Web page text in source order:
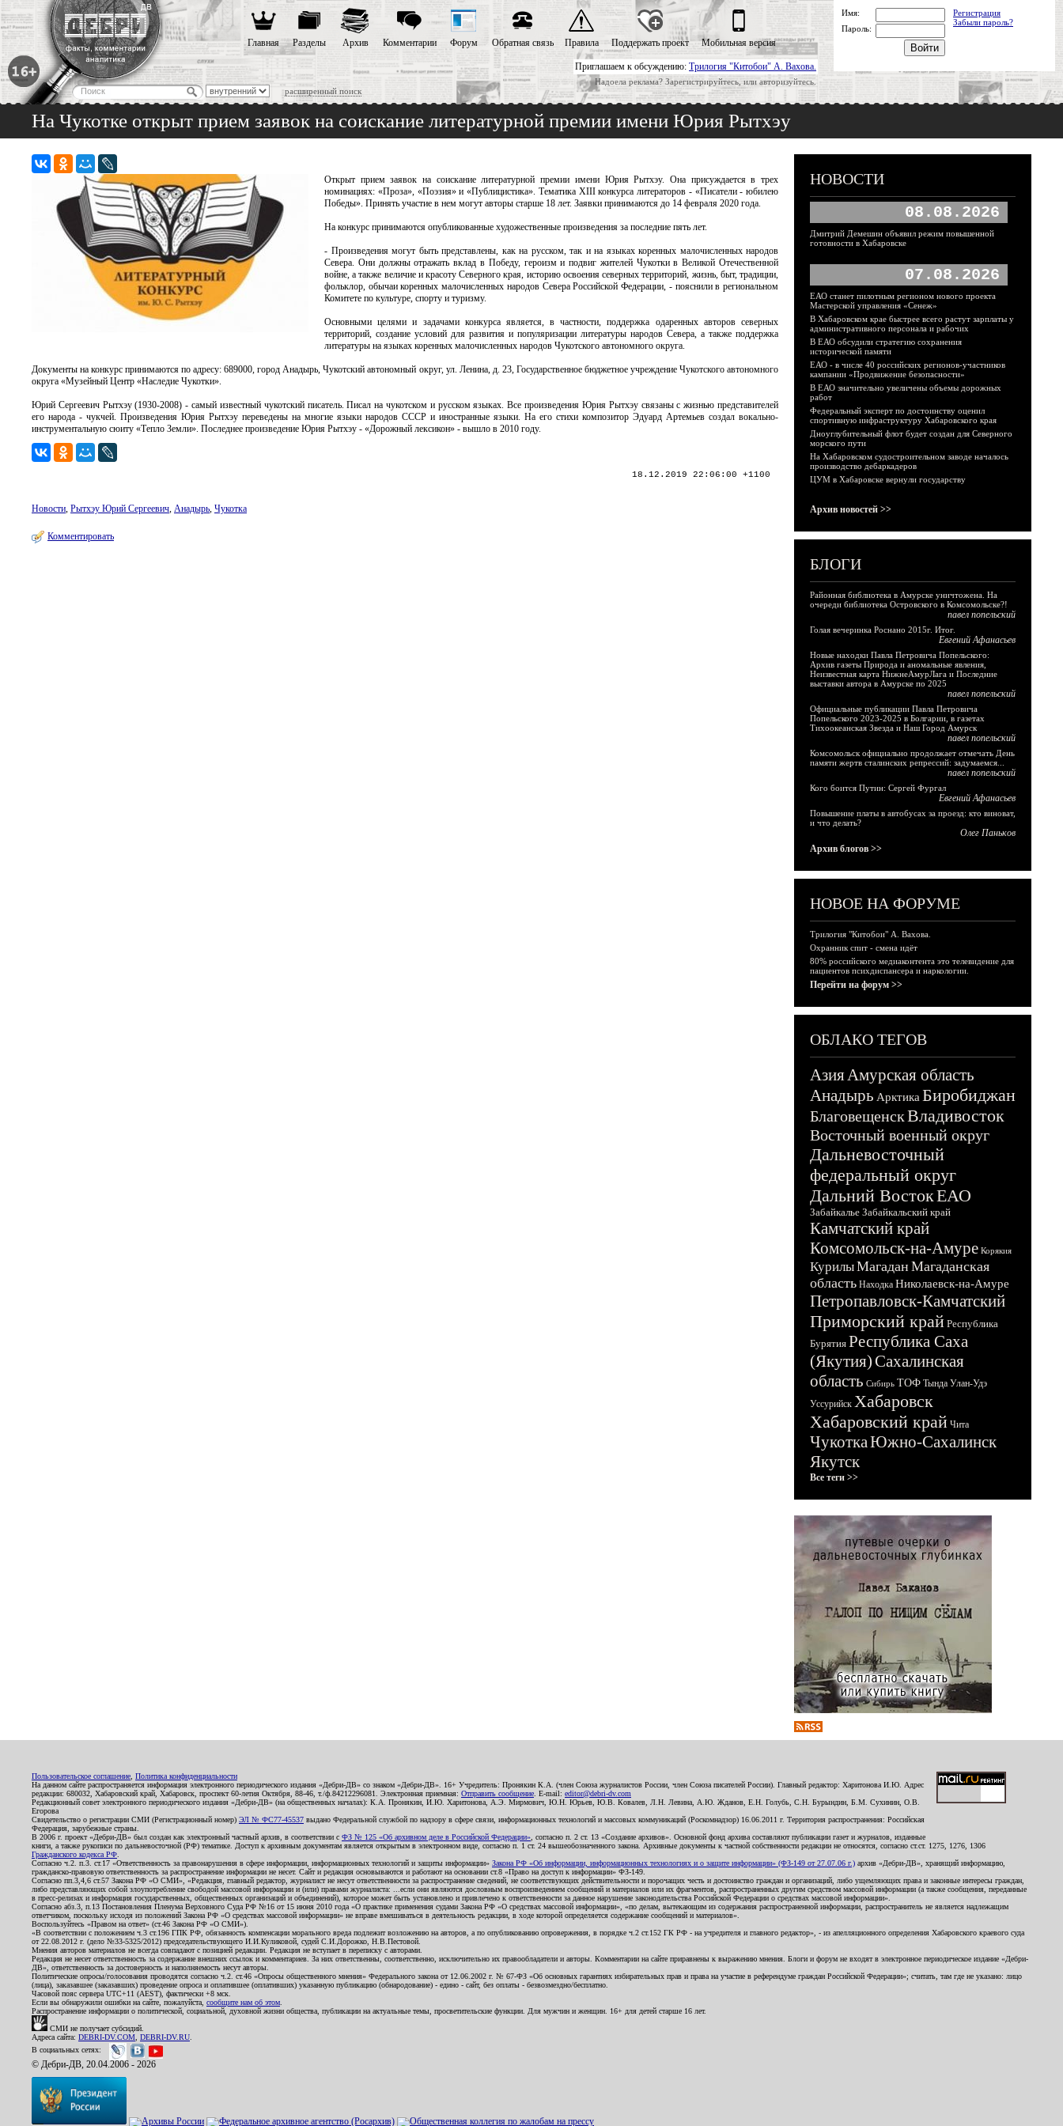
Приглашаем к обсуждению: Трилогия "Китобои" А. Вахова.
Надоела реклама? Зарегистрируйтесь, или авторизуйтесь.
расширенный поиск
Главная Разделы Архив Комментарии Форум Обратная связь Правила Поддержать проект Мобильная версия
Имя:
Регистрация
Забыли пароль?
Пароль:
На Чукотке открыт прием заявок на соискание литературной премии имени Юрия Рытхэу
Открыт прием заявок на соискание литературной премии имени Юрия Рытхэу. Она присуждается в трех
номинациях: «Проза», «Поэзия» и «Публицистика». Тематика ХIII конкурса литераторов - «Писатели - юбилею
Победы». Принять участие в нем могут авторы старше 18 лет. Заявки принимаются до 14 февраля 2020 года.
На конкурс принимаются опубликованные художественные произведения за последние пять лет.
- Произведения могут быть представлены, как на русском, так и на языках коренных малочисленных народов
Севера. Они должны отражать вклад в Победу, героизм и подвиг жителей Чукотки в Великой Отечественной
войне, а также величие и красоту Северного края, историю освоения северных территорий, жизнь, быт, традиции,
фольклор, обычаи коренных малочисленных народов Севера Российской Федерации, - пояснили в региональном
Комитете по культуре, спорту и туризму.
Основными целями и задачами конкурса является, в частности, поддержка одаренных авторов северных
территорий, создание условий для развития и популяризации литературы народов Севера, а также поддержка
литературы на языках коренных малочисленных народов Чукотского автономного округа.
Документы на конкурс принимаются по адресу: 689000, город Анадырь, Чукотский автономный округ, ул. Ленина, д. 23, Государственное бюджетное учреждение Чукотского автономного
округа «Музейный Центр «Наследие Чукотки».
Юрий Сергеевич Рытхэу (1930-2008) - самый известный чукотский писатель. Писал на чукотском и русском языках. Все произведения Юрия Рытхэу связаны с жизнью представителей
его народа - чукчей. Произведения Юрия Рытхэу переведены на многие языки народов СССР и иностранные языки. На его стихи композитор Эдуард Артемьев создал вокально-
инструментальную сюиту «Тепло Земли». Последнее произведение Юрия Рытхэу - «Дорожный лексикон» - вышло в 2010 году.
18.12.2019 22:06:00 +1100
Новости, Рытхэу Юрий Сергеевич, Анадырь, Чукотка
Комментировать
НОВОСТИ
08.08.2026
Дмитрий Демешин объявил режим повышенной
готовности в Хабаровске
07.08.2026
ЕАО станет пилотным регионом нового проекта
Мастерской управления «Сенеж»
В Хабаровском крае быстрее всего растут зарплаты у
административного персонала и рабочих
В ЕАО обсудили стратегию сохранения
исторической памяти
ЕАО - в числе 40 российских регионов-участников
кампании «Продвижение безопасности»
В ЕАО значительно увеличены объемы дорожных
работ
Федеральный эксперт по достоинству оценил
спортивную инфраструктуру Хабаровского края
Дноуглубительный флот будет создан для Северного
морского пути
На Хабаровском судостроительном заводе началось
производство дебаркадеров
ЦУМ в Хабаровске вернули государству
Архив новостей >>
БЛОГИ
Районная библиотека в Амурске уничтожена. На
очереди библиотека Островского в Комсомольске?!
павел попельский
Голая вечеринка Роснано 2015г. Итог.
Евгений Афанасьев
Новые находки Павла Петровича Попельского:
Архив газеты Природа и аномальные явления,
Неизвестная карта НижнеАмурЛага и Последние
выставки автора в Амурске по 2025
павел попельский
Официальные публикации Павла Петровича
Попельского 2023-2025 в Болгарии, в газетах
Тихоокеанская Звезда и Наш Город Амурск
павел попельский
Комсомольск официально продолжает отмечать День
памяти жертв сталинских репрессий: задумаемся...
павел попельский
Кого боится Путин: Сергей Фургал
Евгений Афанасьев
Повышение платы в автобусах за проезд: кто виноват,
и что делать?
Олег Паньков
Архив блогов >>
НОВОЕ НА ФОРУМЕ
Трилогия "Китобои" А. Вахова.
Охранник спит - смена идёт
80% российского медиаконтента это телевидение для
пациентов психдиспансера и наркологии.
Перейти на форум >>
ОБЛАКО ТЕГОВ
АзияАмурская область
Анадырь Арктика Биробиджан
БлаговещенскВладивосток
Восточный военный округ
Дальневосточный
федеральный округ
Дальний ВостокЕАО
Забайкалье Забайкальский край
Камчатский край
Комсомольск-на-Амуре Корякия
КурилыМагадан Магаданская
область Находка Николаевск-на-Амуре
Петропавловск-Камчатский
Приморский край Республика
Бурятия Республика Саха
(Якутия)Сахалинская
область Сибирь ТОФ Тында Улан-Удэ
Уссурийск Хабаровск
Хабаровский край Чита
ЧукоткаЮжно-Сахалинск
Якутск
Все теги >>
Пользовательское соглашение Политика конфиденциальности
На данном сайте распространяется информация электронного периодического издания «Дебри-ДВ» со знаком «Дебри-ДВ». 16+ Учредитель: Пронякин К.А. (член Союза журналистов России, член Союза писателей России). Главный редактор: Харитонова И.Ю. Адрес
редакции: 680032, Хабаровский край, Хабаровск, проспект 60-летия Октября, 88-46, т./ф.84212296081. Электронная приемная: Отправить сообщение . E-mail: editor@debri-dv.com
Редакционный совет электронного периодического издания «Дебри-ДВ» (на общественных началах): К.А. Пронякин, И.Ю. Харитонова, А.Э. Мирмович, Ю.Н. Юрьев, Ю.В. Ковалев, Л.Н. Левина, А.Ю. Жданов, Е.Н. Голубь, С.Н. Бурындин, Б.М. Сухинин, О.В.
Егорова
Свидетельство о регистрации СМИ (Регистрационный номер) ЭЛ № ФС77-45537 выдано Федеральной службой по надзору в сфере связи, информационных технологий и массовых коммуникаций (Роскомнадзор) 16.06.2011 г. Территория распространения: Российская
Федерация, зарубежные страны.
В 2006 г. проект «Дебри-ДВ» был создан как электронный частный архив, в соответствии с ФЗ № 125 «Об архивном деле в Российской Федерации» , согласно п. 2 ст. 13 «Создание архивов». Основной фонд архива составляют публикации газет и журналов, изданные
книги, а также рукописи по дальневосточной (РФ) тематике. Доступ к архивным документам является открытым в электронном виде, согласно п. 1 ст. 24 вышеобозначенного закона. Архивные документы к частной собственности редакции не относятся, согласно ст.ст. 1275, 1276, 1306
Гражданского кодекса РФ
Согласно ч.2. п.3. ст.17 «Ответственность за правонарушения в сфере информации, информационных технологий и защиты информации» Закона РФ «Об информации, информационных технологиях и о защите информации» (ФЗ-149 от 27.07.06 г.) архив «Дебри-ДВ», хранящий информацию,
гражданско-правовую ответственность за распространение информации не несет. Сайт и редакция основываются и работают на основании ст.8 «Право на доступ к информации» ФЗ-149.
Согласно пп.3,4,6 ст.57 Закона РФ «О СМИ», «Редакция, главный редактор, журналист не несут ответственности за распространение сведений, не соответствующих действительности и порочащих честь и достоинство граждан и организаций, либо ущемляющих права и законные интересы граждан,
либо представляющих собой злоупотребление свободой массовой информации и (или) правами журналиста: ...если они являются дословным воспроизведением сообщений и материалов или их фрагментов, распространенных другим средством массовой информации (а также сообщения, переданные
в пресс-релизах и информация государственных, общественных организаций и объединений), которое может быть установлено и привлечено к ответственности за данное нарушение законодательства Российской Федерации о средствах массовой информации».
Согласно абз.3, п.13 Постановления Пленума Верховного Суда РФ №16 от 15 июня 2010 года «О практике применения судами Закона РФ «О средствах массовой информации», «по делам, вытекающим из содержания распространенной информации, распространитель не является надлежащим
ответчиком, поскольку исходя из положений Закона РФ «О средствах массовой информации» не вправе вмешиваться в деятельность редакции, в ходе которой определяется содержание сообщений и материалов».
Воспользуйтесь «Правом на ответ» (ст.46 Закона РФ «О СМИ»).
«В соответствии с положением ч.3 ст.196 ГПК РФ, обязанность компенсации морального вреда подлежит возложению на авторов, а по опубликованию опровержения, в порядке ч.2 ст.152 ГК РФ - на учредителя и главного редактор», - из апелляционного определения Хабаровского краевого суда
от 22.08.2012 г. (дело №33-5325/2012) председательствующего И.И.Куликовой, судей С.И.Дорожко, Н.В.Пестовой.
Мнения авторов материалов не всегда совпадают с позицией редакции. Редакция не вступает в переписку с авторами.
Редакция не несет ответственность за содержание внешних ссылок и комментариев. За них ответственны, соответственно, исключительно их правообладатели и авторы. Комментарии на сайте приравнены к выражению мнения. Блоги и форум не входят в электронное периодическое издание «Дебри-
ДВ», ответственность за достоверность и наполняемость несут авторы.
Политические опросы/голосования проводятся согласно ч.2. ст.46 «Опросы общественного мнения» Федерального закона от 12.06.2002 г. № 67-ФЗ «Об основных гарантиях избирательных прав и права на участие в референдуме граждан Российской Федерации»; считать, там где не указано: лицо
(лица), заказавшее (заказавших) проведение опроса и оплатившее (оплативших) указанную публикацию (обнародование) - едино - сайт, без оплаты - безвозмездно/бесплатно.
Часовой пояс сервера UTC+11 (AEST), фактически +8 мск.
Если вы обнаружили ошибки на сайте, пожалуйста, сообщите нам об этом
Распространение информации о политической, социальной, духовной жизни общества, публикации на актуальные темы, просветительские функции. Для мужчин и женщин. 16+ для детей старше 16 лет.
СМИ не получает субсидий.
Адреса сайта: DEBRI-DV.COM DEBRI-DV.RU
В социальных сетях:
© Дебри-ДВ, 20.04.2006 - 2026